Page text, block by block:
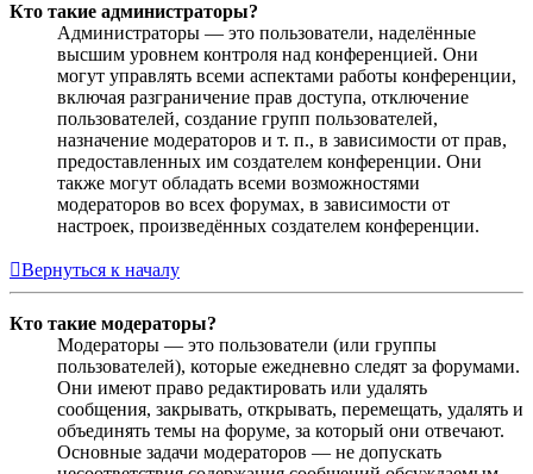
Кто такие администраторы?
Администраторы — это пользователи, наделённые
высшим уровнем контроля над конференцией. Они
могут управлять всеми аспектами работы конференции,
включая разграничение прав доступа, отключение
пользователей, создание групп пользователей,
назначение модераторов и т. п., в зависимости от прав,
предоставленных им создателем конференции. Они
также могут обладать всеми возможностями
модераторов во всех форумах, в зависимости от
настроек, произведённых создателем конференции.
Вернуться к началу
Кто такие модераторы?
Модераторы — это пользователи (или группы
пользователей), которые ежедневно следят за форумами.
Они имеют право редактировать или удалять
сообщения, закрывать, открывать, перемещать, удалять и
объединять темы на форуме, за который они отвечают.
Основные задачи модераторов — не допускать